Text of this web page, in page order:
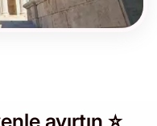
ayırtın ⭐